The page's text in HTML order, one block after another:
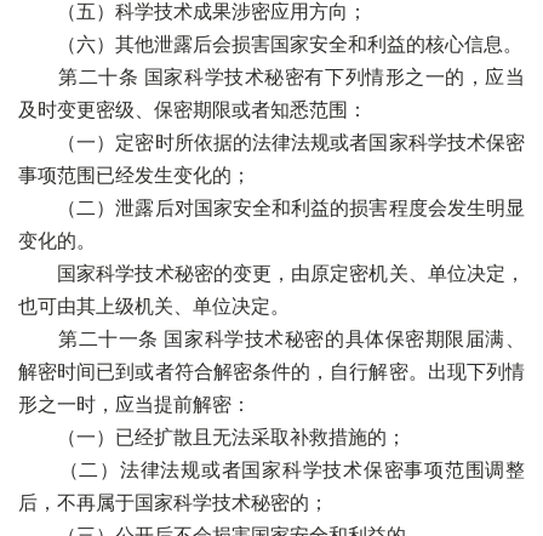
（五）科学技术成果涉密应用方向；
（六）其他泄露后会损害国家安全和利益的核心信息。
第二十条 国家科学技术秘密有下列情形之一的，应当
及时变更密级、保密期限或者知悉范围：
（一）定密时所依据的法律法规或者国家科学技术保密
事项范围已经发生变化的；
（二）泄露后对国家安全和利益的损害程度会发生明显
变化的。
国家科学技术秘密的变更，由原定密机关、单位决定，
也可由其上级机关、单位决定。
第二十一条 国家科学技术秘密的具体保密期限届满、
解密时间已到或者符合解密条件的，自行解密。出现下列情
形之一时，应当提前解密：
（一）已经扩散且无法采取补救措施的；
（二）法律法规或者国家科学技术保密事项范围调整
后，不再属于国家科学技术秘密的；